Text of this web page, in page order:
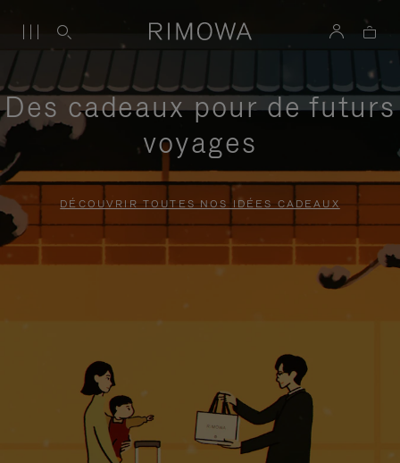
Des cadeaux pour de futurs
voyages
DÉCOUVRIR TOUTES NOS IDÉES CADEAUX